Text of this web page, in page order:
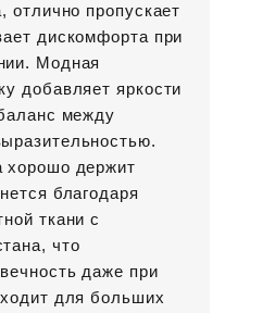
отлично пропускает
дискомфорта при
Модная
добавляет яркости
между
хорошо держит
благодаря
ткани с
что
даже при
для больших